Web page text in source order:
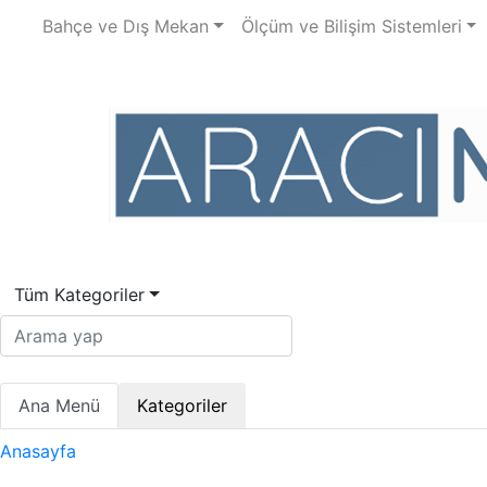
Bahçe ve Dış Mekan Ölçüm ve Bilişim Sistemleri
Tüm Kategoriler
Ana Menü Kategoriler
Anasayfa